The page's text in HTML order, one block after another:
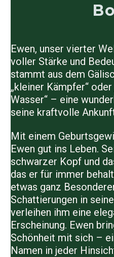
Ewen, unser vierter
voller Stärke und
stammt aus dem
„kleiner Kämpfer“
Wasser“ – eine
seine kraftvolle
Mit einem
Ewen gut ins Leben.
schwarzer Kopf und
das er für immer
etwas ganz
Schattierungen in
verleihen ihm eine
Erscheinung. Ewen
Schönheit mit sich –
Namen in jeder